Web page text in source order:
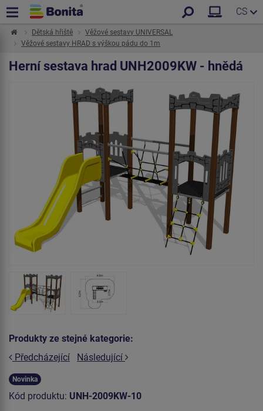
CS
Dětská hřiště
Věžové sestavy UNIVERSAL
Věžové sestavy HRAD s výškou pádu do 1m
Herní sestava hrad UNH2009KW - hnědá
Produkty ze stejné kategorie:
Předcházející
Následující
Novinka
Kód produktu: UNH-2009KW-10